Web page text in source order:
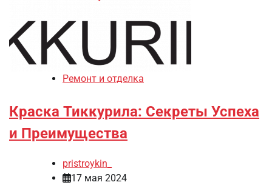
Ремонт и отделка
Краска Тиккурила: Секреты Успеха
и Преимущества
pristroykin_
17 мая 2024